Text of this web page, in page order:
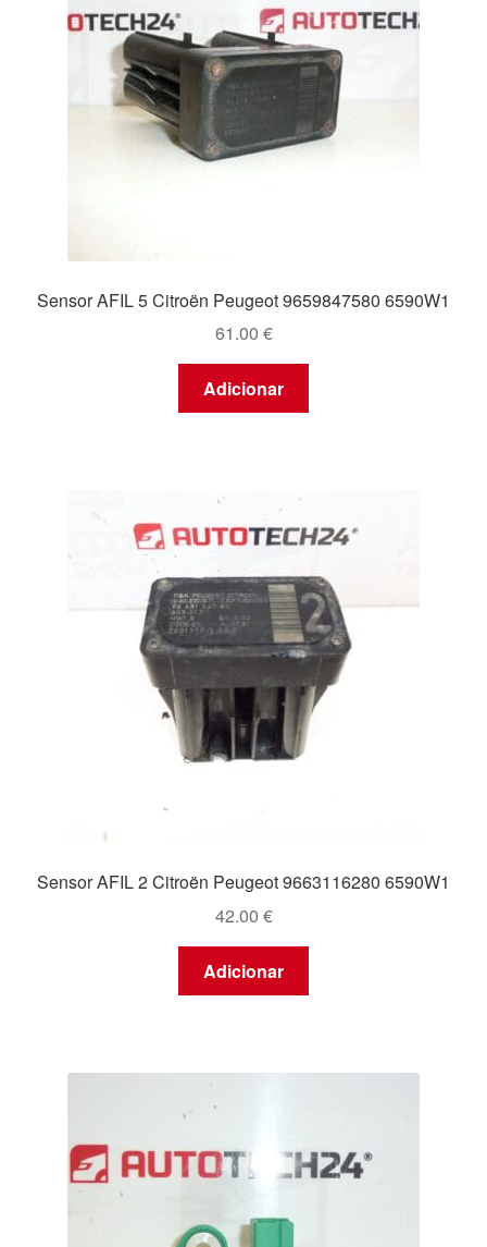
Sensor AFIL 5 Citroën Peugeot 9659847580 6590W1
61.00 €
Adicionar
Sensor AFIL 2 Citroën Peugeot 9663116280 6590W1
42.00 €
Adicionar